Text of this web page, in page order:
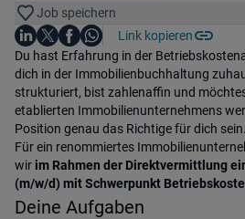
Job speichern
Teile diesen Job
Auf LinkedIn teilen
Auf X teilen
Auf Facebook teilen
Auf WhatsApp teilen
Link kopieren
Einleitung
Du hast Erfahrung in der
dich in der Immobilienbuchhaltung
strukturiert, bist zahlenaffin und
etablierten Immobilienunternehmens
Position genau das Richtige für dich sein.
Für ein renommiertes
wir im Rahmen der Direktvermittlung
(m/w/d) mit Schwerpunkt
Deine Aufgaben